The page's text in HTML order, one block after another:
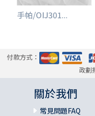
手帕/OIJ301...
付款方式：
政劃
關於我們
常見問題FAQ